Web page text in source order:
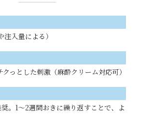
入量による）
っとした刺激（麻酔クリーム対応可）
。1〜2週間おきに繰り返すことで、よ